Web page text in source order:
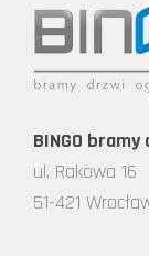
BINGO
ul. Rakowa 16
51-421